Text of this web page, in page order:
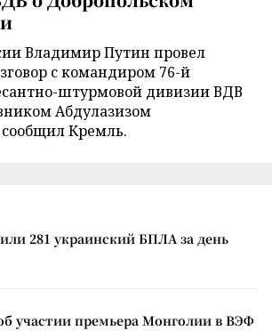
Владимир Путин провел
с командиром 76-й
штурмовой дивизии ВДВ
Абдулазизом
Кремль.
281 украинский БПЛА за день
участии премьера Монголии в ВЭФ